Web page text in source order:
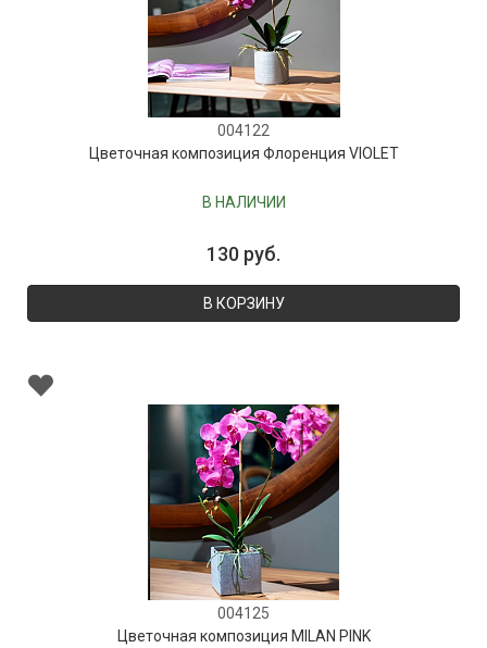
004122
Цветочная композиция Флоренция VIOLET
В НАЛИЧИИ
130 руб.
В КОРЗИНУ
004125
Цветочная композиция MILAN PINK